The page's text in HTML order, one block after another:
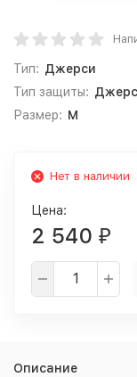
Тип: Джерси
Тип защиты:
Размер: M
Нет в наличии
Цена:
2 540 ₽
Описание